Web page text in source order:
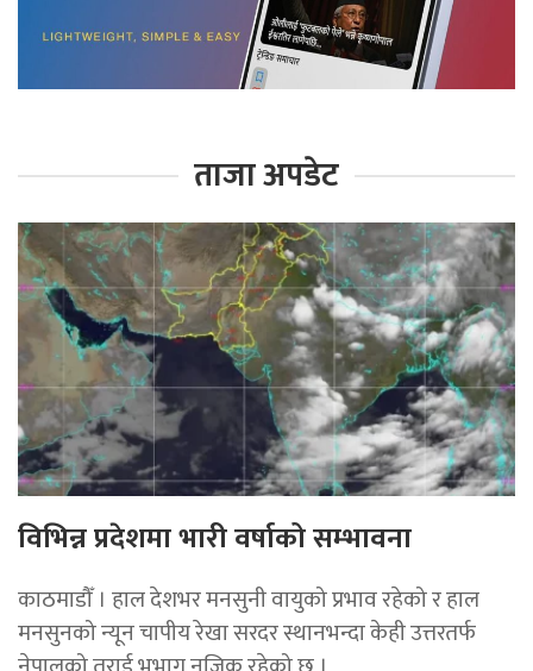
ताजा अपडेट
विभिन्न प्रदेशमा भारी वर्षाको सम्भावना
काठमाडौँ । हाल देशभर मनसुनी वायुको प्रभाव रहेको र हाल
मनसुनको न्यून चापीय रेखा सरदर स्थानभन्दा केही उत्तरतर्फ